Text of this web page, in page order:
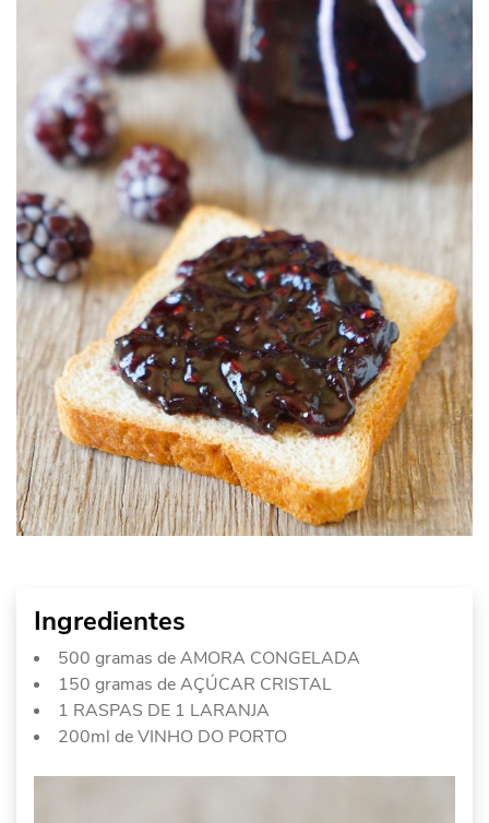
Ingredientes
500 gramas de AMORA CONGELADA
150 gramas de AÇÚCAR CRISTAL
1 RASPAS DE 1 LARANJA
200ml de VINHO DO PORTO